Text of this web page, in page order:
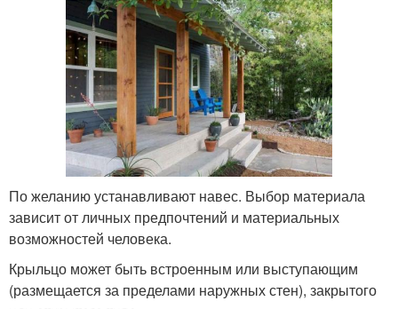
По желанию устанавливают навес. Выбор материала
зависит от личных предпочтений и материальных
возможностей человека.
Крыльцо может быть встроенным или выступающим
(размещается за пределами наружных стен), закрытого